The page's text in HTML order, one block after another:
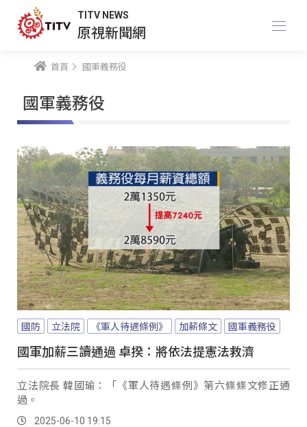
TITV NEWS
原視新聞網
首頁 國軍義務役
國軍義務役
國防 立法院 《軍人待遇條例》 加薪條文 國軍義務役
國軍加薪三讀通過 卓揆：將依法提憲法救濟
立法院長 韓國瑜：「《軍人待遇條例》第六條條文修正通
過。
2025-06-10 19:15